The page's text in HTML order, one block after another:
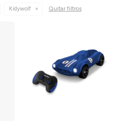
Kidywolf Quitar filtros